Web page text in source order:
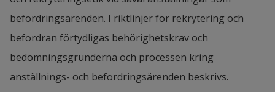
befordringsärenden. I riktlinjer för rekrytering och
befordran förtydligas behörighetskrav och
bedömningsgrunderna och processen kring
anställnings- och befordringsärenden beskrivs.